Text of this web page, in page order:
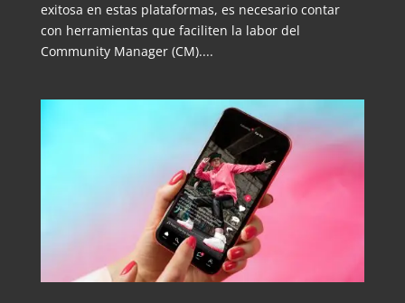
exitosa en estas plataformas, es necesario contar
con herramientas que faciliten la labor del
Community Manager (CM)....